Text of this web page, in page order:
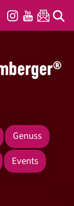
Genuss
Events